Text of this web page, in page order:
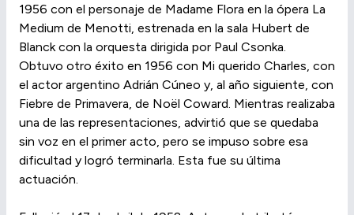
1956 con el personaje de Madame Flora en la ópera La
Medium de Menotti, estrenada en la sala Hubert de
Blanck con la orquesta dirigida por Paul Csonka.
Obtuvo otro éxito en 1956 con Mi querido Charles, con
el actor argentino Adrián Cúneo y, al año siguiente, con
Fiebre de Primavera, de Noël Coward. Mientras realizaba
una de las representaciones, advirtió que se quedaba
sin voz en el primer acto, pero se impuso sobre esa
dificultad y logró terminarla. Esta fue su última
actuación.